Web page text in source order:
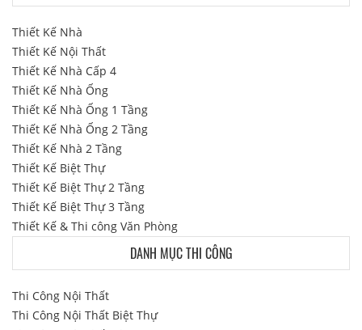
Thiết Kế Nhà
Thiết Kế Nội Thất
Thiết Kế Nhà Cấp 4
Thiết Kế Nhà Ống
Thiết Kế Nhà Ống 1 Tầng
Thiết Kế Nhà Ống 2 Tầng
Thiết Kế Nhà 2 Tầng
Thiết Kế Biệt Thự
Thiết Kế Biệt Thự 2 Tầng
Thiết Kế Biệt Thự 3 Tầng
Thiết Kế & Thi công Văn Phòng
DANH MỤC THI CÔNG
Thi Công Nội Thất
Thi Công Nội Thất Biệt Thự